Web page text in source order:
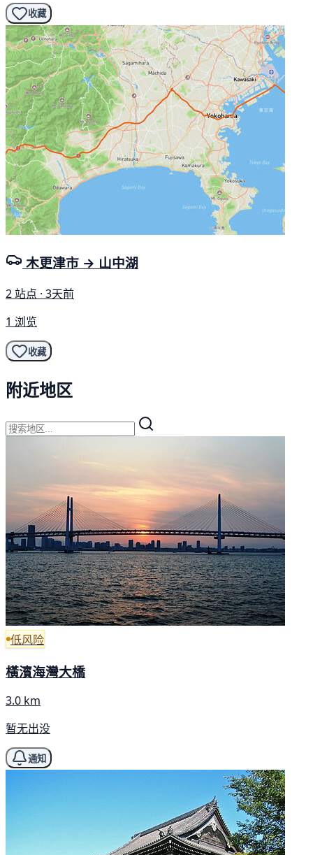
收藏
木更津市 → 山中湖
2 站点 · 3天前
1 浏览
收藏
附近地区
低风险
橫濱海灣大橋
3.0 km
暂无出没
通知